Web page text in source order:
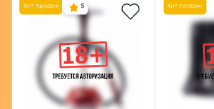
Хит продаж 5 Хит продаж